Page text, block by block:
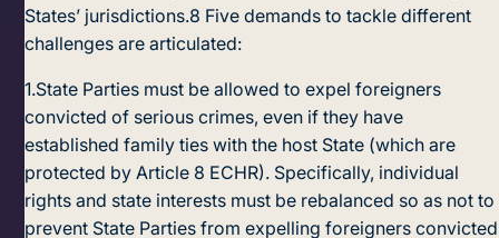
States’ jurisdictions.8 Five demands to tackle different
challenges are articulated:
1.State Parties must be allowed to expel foreigners
convicted of serious crimes, even if they have
established family ties with the host State (which are
protected by Article 8 ECHR). Specifically, individual
rights and state interests must be rebalanced so as not to
prevent State Parties from expelling foreigners convicted